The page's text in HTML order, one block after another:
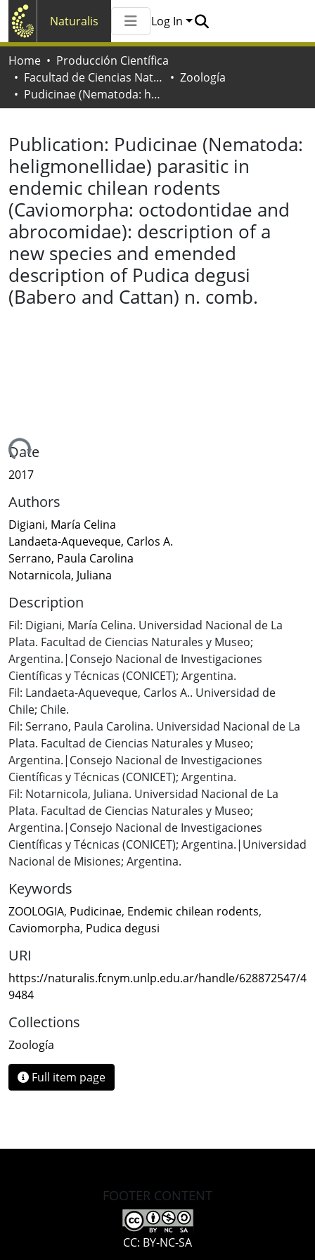
Naturalis
All of Naturalis
Log In
Home
Producción Científica
Facultad de Ciencias Naturales y Museo
Zoología
Pudicinae (Nematoda: heligmonellidae) parasitic in endemic chilean rodents (Caviomorpha: octodontidae and abrocomidae): description of a new species and emended description of Pudica degusi (Babero and Cattan) n. comb.
Publication: Pudicinae (Nematoda:
heligmonellidae) parasitic in
endemic chilean rodents
(Caviomorpha: octodontidae and
abrocomidae): description of a
new species and emended
description of Pudica degusi
(Babero and Cattan) n. comb.
Date
2017
Authors
Digiani, María Celina
Landaeta-Aqueveque, Carlos A.
Serrano, Paula Carolina
Notarnicola, Juliana
Description
Fil: Digiani, María Celina. Universidad Nacional de La
Plata. Facultad de Ciencias Naturales y Museo;
Argentina.|Consejo Nacional de Investigaciones
Científicas y Técnicas (CONICET); Argentina.
Fil: Landaeta-Aqueveque, Carlos A.. Universidad de
Chile; Chile.
Fil: Serrano, Paula Carolina. Universidad Nacional de La
Plata. Facultad de Ciencias Naturales y Museo;
Argentina.|Consejo Nacional de Investigaciones
Científicas y Técnicas (CONICET); Argentina.
Fil: Notarnicola, Juliana. Universidad Nacional de La
Plata. Facultad de Ciencias Naturales y Museo;
Argentina.|Consejo Nacional de Investigaciones
Científicas y Técnicas (CONICET); Argentina.|Universidad
Nacional de Misiones; Argentina.
Keywords
ZOOLOGIA, Pudicinae, Endemic chilean rodents,
Caviomorpha, Pudica degusi
URI
https://naturalis.fcnym.unlp.edu.ar/handle/628872547/4
9484
Collections
Zoología
Full item page
FOOTER CONTENT
CC: BY-NC-SA